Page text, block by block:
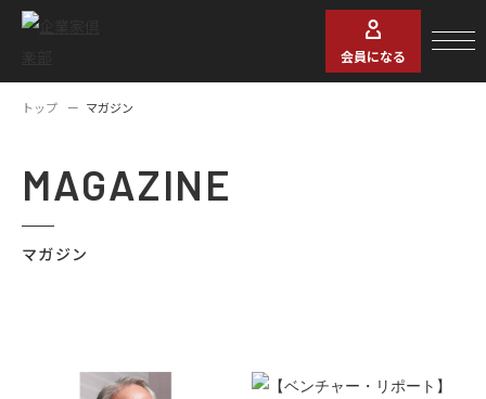
会員になる
トップ マガジン
MAGAZINE
マガジン